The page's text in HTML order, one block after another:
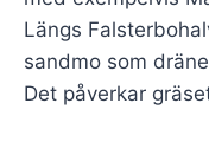
Längs
sandmo som
Det påverkar